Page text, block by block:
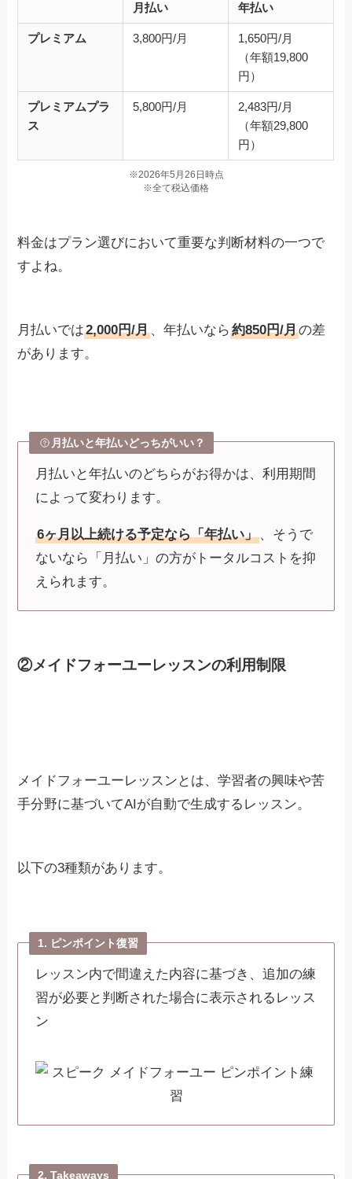
月払い 年払い
プレミアム 3,800円/月
1,650円/月
（年額19,800
円）
プレミアムプラ
ス
5,800円/月
2,483円/月
（年額29,800
円）
※2026年5月26日時点
※全て税込価格
料金はプラン選びにおいて重要な判断材料の一つで
すよね。
月払いでは2,000円/月、年払いなら約850円/月の差
があります。
月払いと年払いどっちがいい？
月払いと年払いのどちらがお得かは、利用期間
によって変わります。
6ヶ月以上続ける予定なら「年払い」、そうで
ないなら「月払い」の方がトータルコストを抑
えられます。
②メイドフォーユーレッスンの利用制限
メイドフォーユーレッスンとは、学習者の興味や苦
手分野に基づいてAIが自動で生成するレッスン。
以下の3種類があります。
1. ピンポイント復習
レッスン内で間違えた内容に基づき、追加の練
習が必要と判断された場合に表示されるレッス
ン
2. Takeaways